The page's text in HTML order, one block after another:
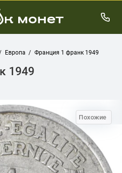
Европа Франция 1 франк 1949
1949
Похожие